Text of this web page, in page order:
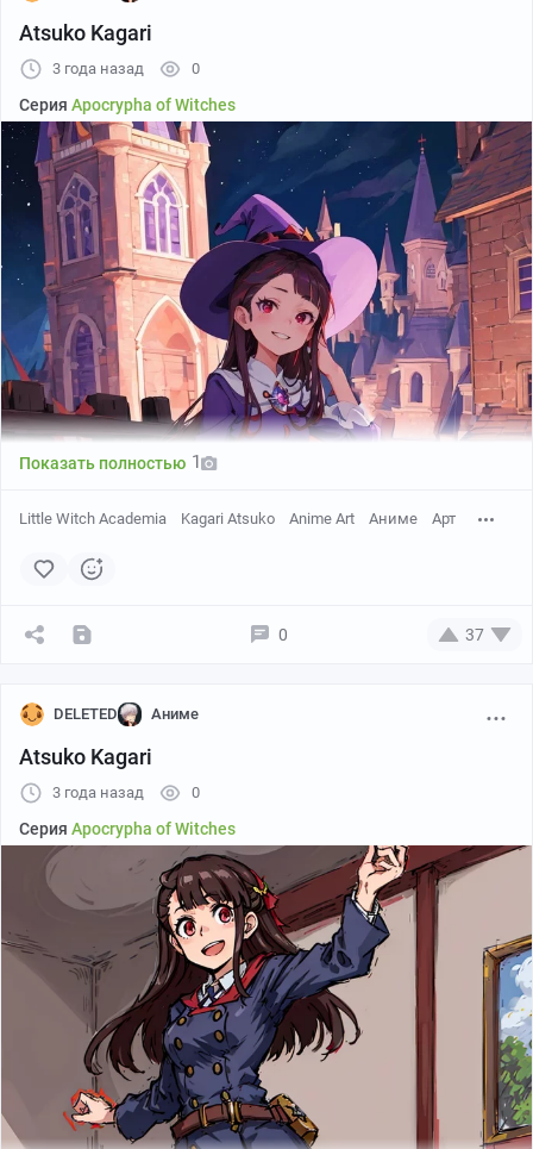
Atsuko Kagari
3 года назад 0
Серия Apocrypha of Witches
Reverentfox
Показать полностью 1
Little Witch Academia Kagari Atsuko Anime Art Аниме Арт
0 37
DELETED Аниме
Atsuko Kagari
3 года назад 0
Серия Apocrypha of Witches